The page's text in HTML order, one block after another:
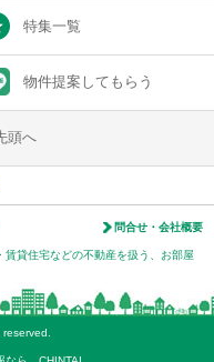
特集一覧
物件提案してもらう
頭へ
問合せ・会社概要
貸住宅などの不動産を扱う、お部屋
reserved.